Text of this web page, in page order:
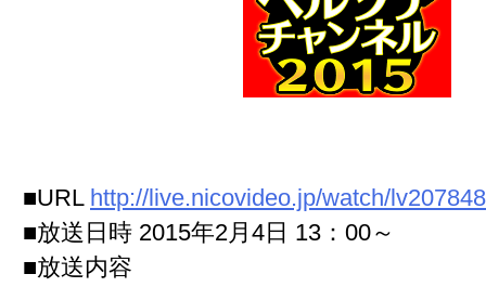
■URL http://live.nicovideo.jp/watch/
■放送日時 2015年2月4日 13：00～
■放送内容